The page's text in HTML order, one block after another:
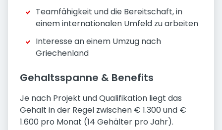
Teamfähigkeit und die Bereitschaft, in
einem internationalen Umfeld zu arbeiten
Interesse an einem Umzug nach
Griechenland
Gehaltsspanne & Benefits
Je nach Projekt und Qualifikation liegt das
Gehalt in der Regel zwischen € 1.300 und €
1.600 pro Monat (14 Gehälter pro Jahr).